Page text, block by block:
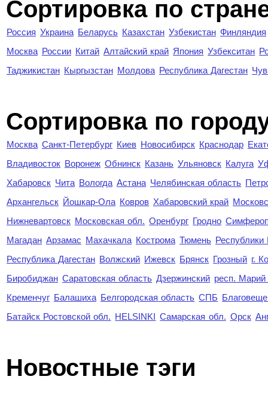
Сортировка по
Россия Украина Беларусь Казахстан Узбекистан Финляндия
Москва России Китай Алтайский край Япония Узбекситан
Таджикистан Кыргызстан Молдова Республика Дагестан
Cортировка по
Москва Санкт-Петербург Киев Новосибирск Краснодар
Владивосток Воронеж Обнинск Казань Ульяновск Калуга
Хабаровск Чита Вологда Астана Челябинская область
Архангельск Йошкар-Ола Ковров Хабаровский край
Нижневартовск Московская обл. Оренбург Гродно
Магадан Арзамас Махачкала Кострома Тюмень Республики
Республика Дагестан Волжский Ижевск Брянск Грозный г.
Биробиджан Саратовская область Дзержинский респ.
Кременчуг Балашиха Белгородская область СПБ
Батайск Ростовской обл. HELSINKI Самарская обл. Орск
Новостные тэги